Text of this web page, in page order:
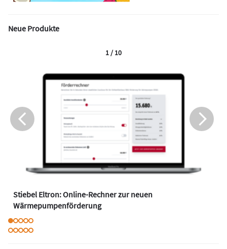
Neue Produkte
Stiebel Eltron: Online-Rechner zur neuen
Wärmepumpenförderung
1 / 10